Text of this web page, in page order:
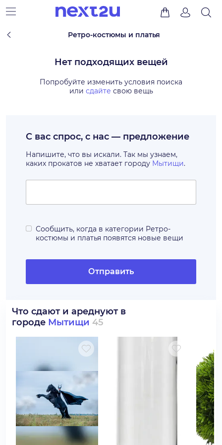
Ретро-костюмы и платья
Нет подходящих вещей
Попробуйте изменить условия поиска
или сдайте свою вещь
С вас спрос, с нас — предложение
Напишите, что вы искали. Так мы узнаем,
каких прокатов не хватает городу Мытищи.
Сообщить, когда в категории Ретро-
костюмы и платья появятся новые вещи
Отправить
Что сдают и ареднуют в
городе Мытищи 45